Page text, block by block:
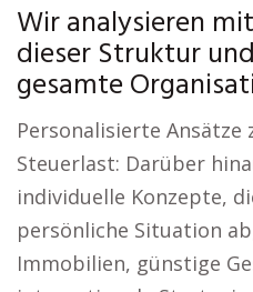
Wir analysieren
dieser Struktur
gesamte
Personalisierte Ansätze
Steuerlast: Darüber
individuelle Konzepte,
persönliche Situation
Immobilien, günstige